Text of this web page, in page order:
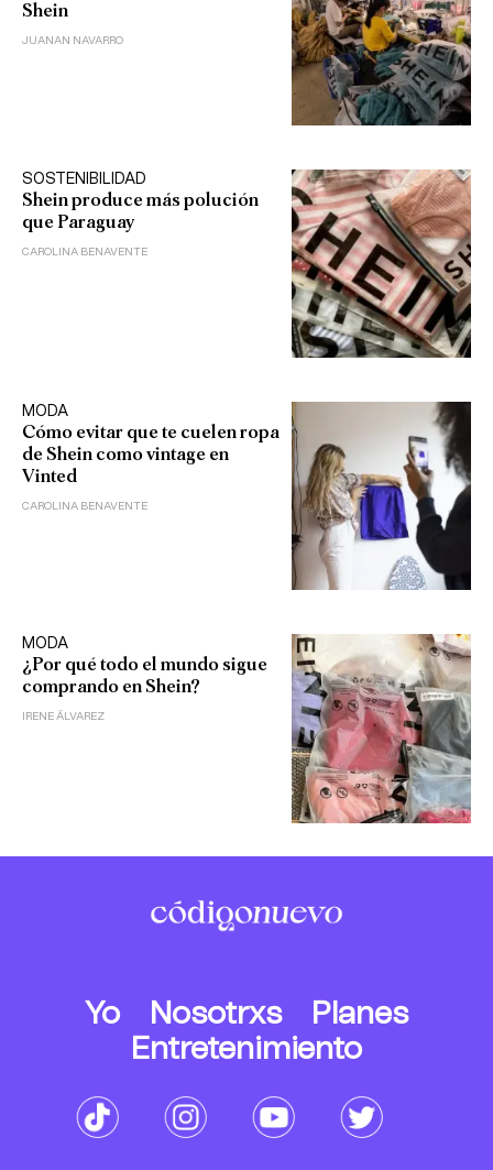
Shein
JUANAN NAVARRO
SOSTENIBILIDAD
Shein produce más polución
que Paraguay
CAROLINA BENAVENTE
MODA
Cómo evitar que te cuelen ropa
de Shein como vintage en
Vinted
CAROLINA BENAVENTE
MODA
¿Por qué todo el mundo sigue
comprando en Shein?
IRENE ÁLVAREZ
Yo Nosotrxs
Planes
Entretenimiento